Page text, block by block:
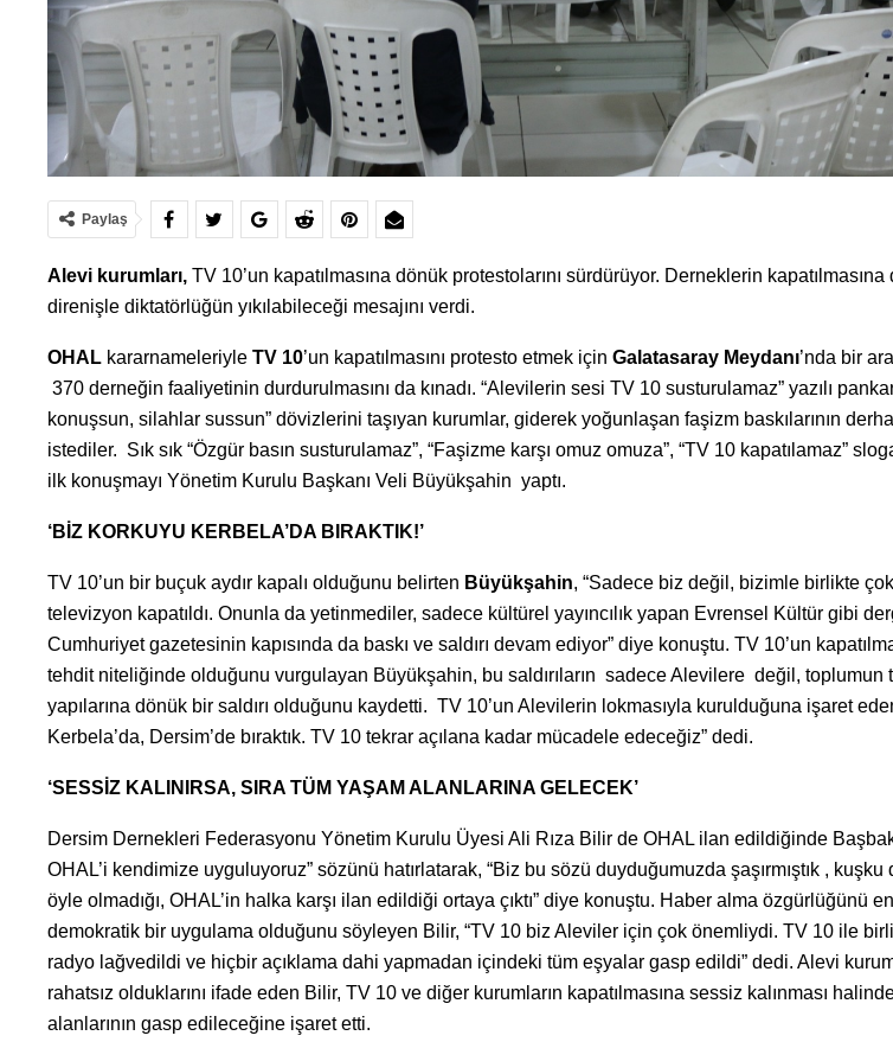
Paylaş
Alevi kurumları,TV 10’un kapatılmasına dönük protestolarını sürdürüyor. Derneklerin
direnişle diktatörlüğün yıkılabileceği mesajını verdi.
OHALkararnameleriyleTV 10’un kapatılmasını protesto etmek için Galatasaray Meydanı’nda bir
370 derneğin faaliyetinin durdurulmasını da kınadı. “Alevilerin sesi TV 10 susturulamaz” yazılı
konuşsun, silahlar sussun” dövizlerini taşıyan kurumlar, giderek yoğunlaşan faşizm baskılarının derhal
istediler. Sık sık “Özgür basın susturulamaz”, “Faşizme karşı omuz omuza”, “TV 10 kapatılamaz”
ilk konuşmayı Yönetim Kurulu Başkanı Veli Büyükşahin yaptı.
‘BİZ KORKUYU KERBELA’DA BIRAKTIK!’
TV 10’un bir buçuk aydır kapalı olduğunu belirten Büyükşahin, “Sadece biz değil, bizimle birlikte
televizyon kapatıldı. Onunla da yetinmediler, sadece kültürel yayıncılık yapan Evrensel Kültür gibi
Cumhuriyet gazetesinin kapısında da baskı ve saldırı devam ediyor” diye konuştu. TV 10’un
tehdit niteliğinde olduğunu vurgulayan Büyükşahin, bu saldırıların sadece Alevilere değil, toplumun
yapılarına dönük bir saldırı olduğunu kaydetti. TV 10’un Alevilerin lokmasıyla kurulduğuna işaret
Kerbela’da, Dersim’de bıraktık. TV 10 tekrar açılana kadar mücadele edeceğiz” dedi.
‘SESSİZ KALINIRSA, SIRA TÜM YAŞAM ALANLARINA GELECEK’
Dersim Dernekleri Federasyonu Yönetim Kurulu Üyesi Ali Rıza Bilir de OHAL ilan edildiğinde
OHAL’i kendimize uyguluyoruz” sözünü hatırlatarak, “Biz bu sözü duyduğumuzda şaşırmıştık ,
öyle olmadığı, OHAL’in halka karşı ilan edildiği ortaya çıktı” diye konuştu. Haber alma özgürlüğünü
demokratik bir uygulama olduğunu söyleyen Bilir, “TV 10 biz Aleviler için çok önemliydi. TV 10 ile
radyo lağvedildi ve hiçbir açıklama dahi yapmadan içindeki tüm eşyalar gasp edildi” dedi. Alevi
rahatsız olduklarını ifade eden Bilir, TV 10 ve diğer kurumların kapatılmasına sessiz kalınması
alanlarının gasp edileceğine işaret etti.